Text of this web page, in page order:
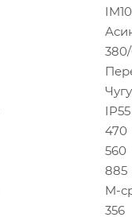
IP55
470
560
885
M-
356